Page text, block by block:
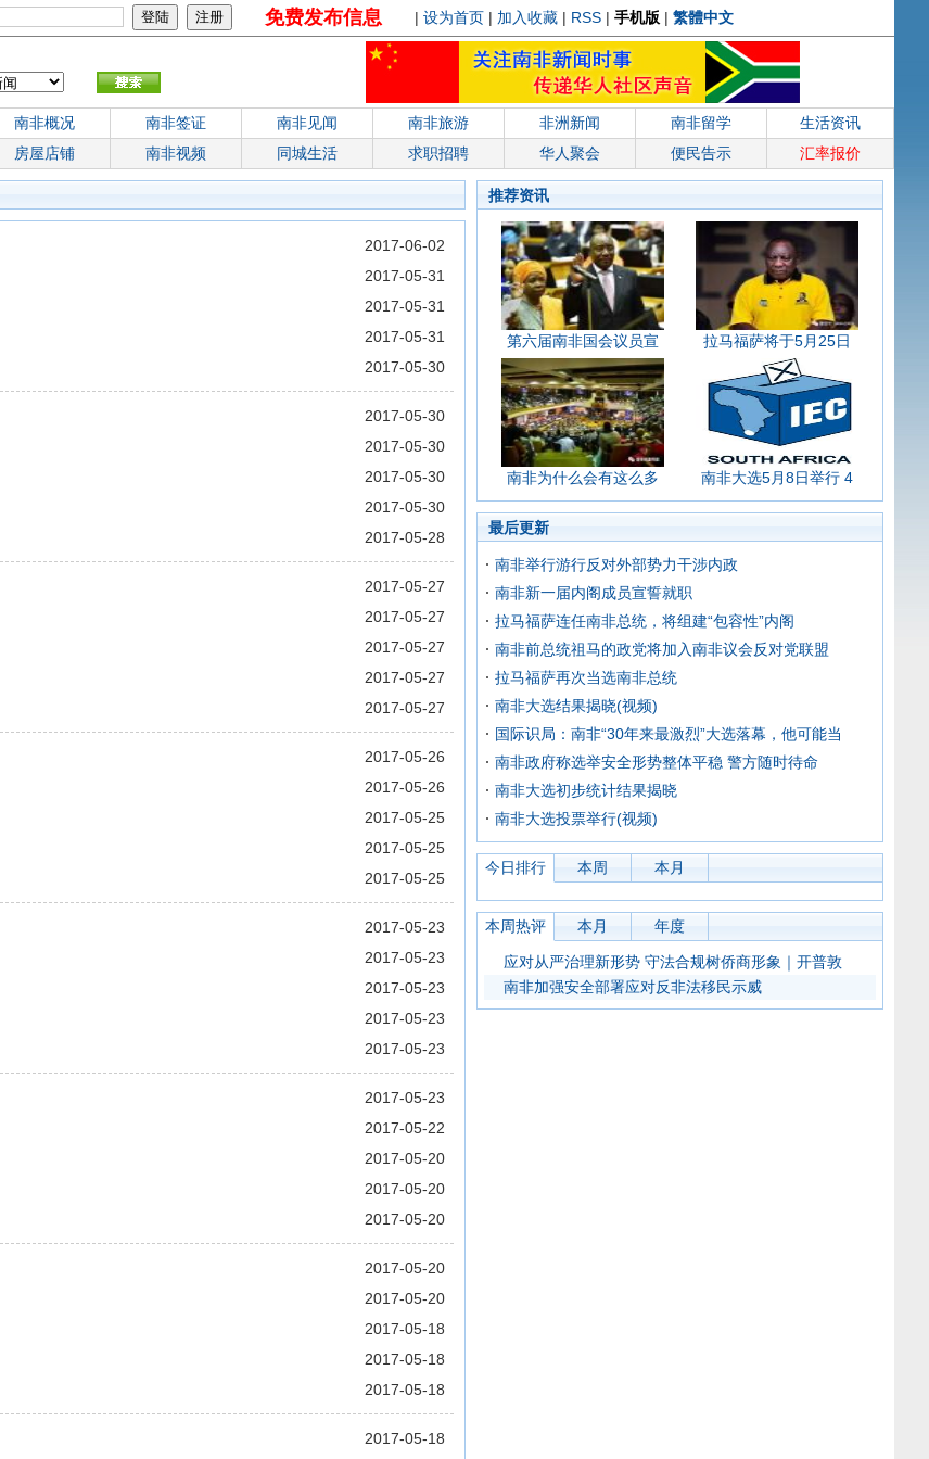
免费发布信息 | 设为首页 | 加入收藏 | RSS | 手机版 | 繁體中文
南非概况 南非签证 南非见闻 南非旅游 非洲新闻 南非留学
生活资讯
房屋店铺 南非视频 同城生活 求职招聘 华人聚会 便民告示 汇率报价
2017-06-02
2017-05-31
2017-05-31
2017-05-31
2017-05-30
2017-05-30
2017-05-30
2017-05-30
2017-05-30
2017-05-28
2017-05-27
2017-05-27
2017-05-27
2017-05-27
2017-05-27
2017-05-26
2017-05-26
2017-05-25
2017-05-25
2017-05-25
2017-05-23
2017-05-23
2017-05-23
2017-05-23
2017-05-23
2017-05-23
2017-05-22
2017-05-20
2017-05-20
2017-05-20
2017-05-20
2017-05-20
2017-05-18
2017-05-18
2017-05-18
2017-05-18
推荐资讯
第六届南非国会议员宣 拉马福萨将于5月25日
南非为什么会有这么多 南非大选5月8日举行 4
最后更新
南非举行游行反对外部势力干涉内政
南非新一届内阁成员宣誓就职
拉马福萨连任南非总统，将组建“包容性”内阁
南非前总统祖马的政党将加入南非议会反对党联盟
拉马福萨再次当选南非总统
南非大选结果揭晓(视频)
国际识局：南非“30年来最激烈”大选落幕，他可能当
南非政府称选举安全形势整体平稳 警方随时待命
南非大选初步统计结果揭晓
南非大选投票举行(视频)
今日排行 本周 本月
本周热评 本月 年度
应对从严治理新形势 守法合规树侨商形象｜开普敦
南非加强安全部署应对反非法移民示威